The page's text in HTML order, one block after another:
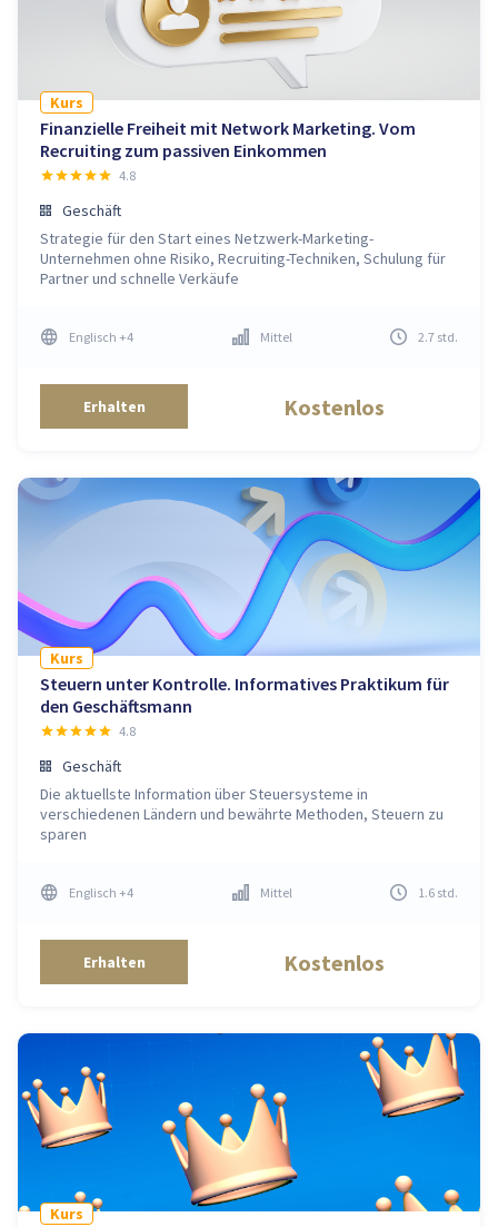
Kurs
Finanzielle Freiheit mit Network Marketing. Vom
Recruiting zum passiven Einkommen
4.8
Geschäft
Strategie für den Start eines Netzwerk-Marketing-
Unternehmen ohne Risiko, Recruiting-Techniken, Schulung für
Partner und schnelle Verkäufe
Englisch +4 Mittel 2.7 std.
Erhalten Kostenlos
Kurs
Steuern unter Kontrolle. Informatives Praktikum für
den Geschäftsmann
4.8
Geschäft
Die aktuellste Information über Steuersysteme in
verschiedenen Ländern und bewährte Methoden, Steuern zu
sparen
Englisch +4 Mittel 1.6 std.
Erhalten Kostenlos
Kurs